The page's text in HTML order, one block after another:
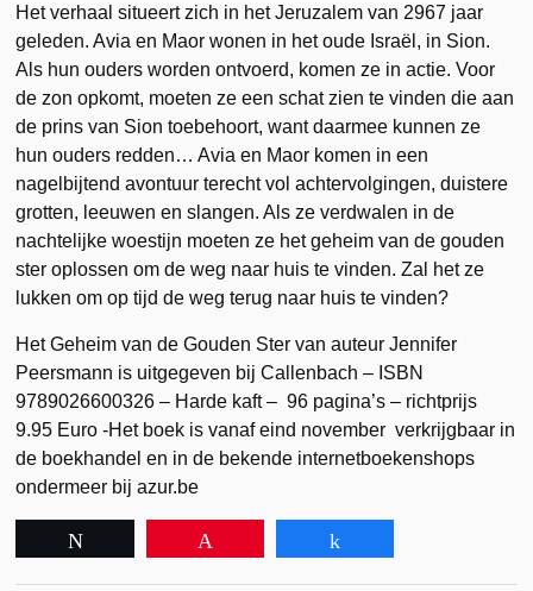
Het verhaal situeert zich in het Jeruzalem van 2967 jaar
geleden. Avia en Maor wonen in het oude Israël, in Sion.
Als hun ouders worden ontvoerd, komen ze in actie. Voor
de zon opkomt, moeten ze een schat zien te vinden die aan
de prins van Sion toebehoort, want daarmee kunnen ze
hun ouders redden… Avia en Maor komen in een
nagelbijtend avontuur terecht vol achtervolgingen, duistere
grotten, leeuwen en slangen. Als ze verdwalen in de
nachtelijke woestijn moeten ze het geheim van de gouden
ster oplossen om de weg naar huis te vinden. Zal het ze
lukken om op tijd de weg terug naar huis te vinden?
Het Geheim van de Gouden Ster van auteur Jennifer
Peersmann is uitgegeven bij Callenbach – ISBN
9789026600326 – Harde kaft – 96 pagina’s – richtprijs
9.95 Euro -Het boek is vanaf eind november verkrijgbaar in
de boekhandel en in de bekende internetboekenshops
ondermeer bij azur.be